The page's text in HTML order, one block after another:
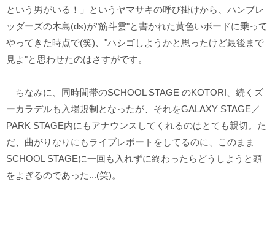
という男がいる！」というヤマサキの呼び掛けから、ハンブレ
ッダーズの木島(ds)が"筋斗雲"と書かれた黄色いボードに乗って
やってきた時点で(笑)、"ハシゴしようかと思ったけど最後まで
見よ"と思わせたのはさすがです。
ちなみに、同時間帯のSCHOOL STAGE のKOTORI、続くズ
ーカラデルも入場規制となったが、それをGALAXY STAGE／
PARK STAGE内にもアナウンスしてくれるのはとても親切。た
だ、曲がりなりにもライブレポートをしてるのに、このまま
SCHOOL STAGEに一回も入れずに終わったらどうしようと頭
をよぎるのであった...(笑)。